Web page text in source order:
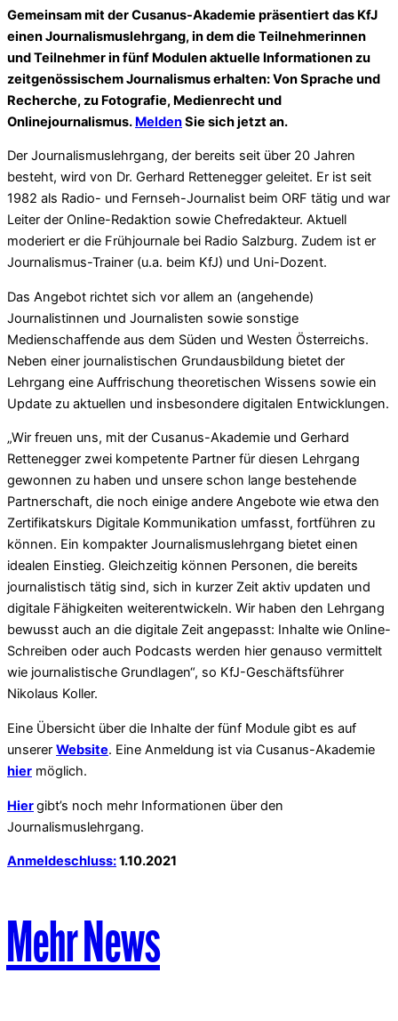
Gemeinsam mit der Cusanus-Akademie präsentiert das KfJ
einen Journalismuslehrgang, in dem die Teilnehmerinnen
und Teilnehmer in fünf Modulen aktuelle Informationen zu
zeitgenössischem Journalismus erhalten: Von Sprache und
Recherche, zu Fotografie, Medienrecht und
Onlinejournalismus. MeldenSie sich jetzt an.
Der Journalismuslehrgang, der bereits seit über 20 Jahren
besteht, wird von Dr. Gerhard Rettenegger geleitet. Er ist seit
1982 als Radio- und Fernseh-Journalist beim ORF tätig und war
Leiter der Online-Redaktion sowie Chefredakteur. Aktuell
moderiert er die Frühjournale bei Radio Salzburg. Zudem ist er
Journalismus-Trainer (u.a. beim KfJ) und Uni-Dozent.
Das Angebot richtet sich vor allem an (angehende)
Journalistinnen und Journalisten sowie sonstige
Medienschaffende aus dem Süden und Westen Österreichs.
Neben einer journalistischen Grundausbildung bietet der
Lehrgang eine Auffrischung theoretischen Wissens sowie ein
Update zu aktuellen und insbesondere digitalen Entwicklungen.
„Wir freuen uns, mit der Cusanus-Akademie und Gerhard
Rettenegger zwei kompetente Partner für diesen Lehrgang
gewonnen zu haben und unsere schon lange bestehende
Partnerschaft, die noch einige andere Angebote wie etwa den
Zertifikatskurs Digitale Kommunikation umfasst, fortführen zu
können. Ein kompakter Journalismuslehrgang bietet einen
idealen Einstieg. Gleichzeitig können Personen, die bereits
journalistisch tätig sind, sich in kurzer Zeit aktiv updaten und
digitale Fähigkeiten weiterentwickeln. Wir haben den Lehrgang
bewusst auch an die digitale Zeit angepasst: Inhalte wie Online-
Schreiben oder auch Podcasts werden hier genauso vermittelt
wie journalistische Grundlagen“, so KfJ-Geschäftsführer
Nikolaus Koller.
Eine Übersicht über die Inhalte der fünf Module gibt es auf
unserer Website. Eine Anmeldung ist via Cusanus-Akademie
hier möglich.
Hiergibt’s noch mehr Informationen über den
Journalismuslehrgang.
Anmeldeschluss:1.10.2021
Mehr News